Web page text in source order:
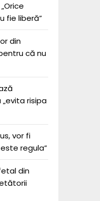
fie liberă”
din
că nu
risipa
vor fi
regula”
din